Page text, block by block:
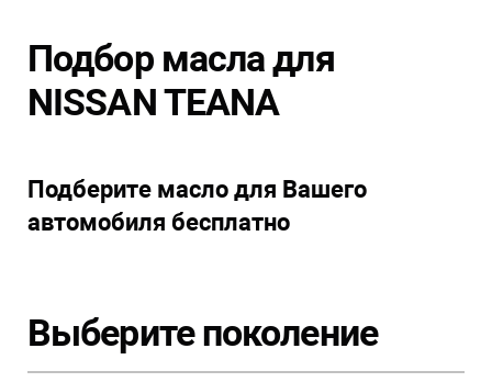
Подбор масла для
NISSAN TEANA
Подберите масло для Вашего
автомобиля бесплатно
Выберите поколение